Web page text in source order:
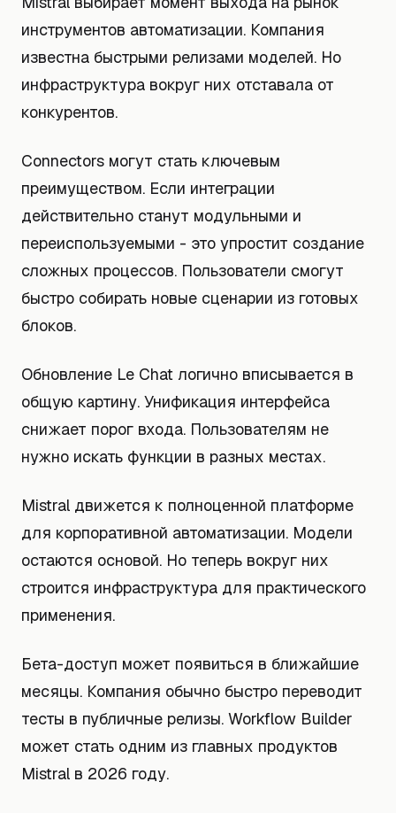
инструментов автоматизации. Компания
известна быстрыми релизами моделей. Но
инфраструктура вокруг них отставала от
конкурентов.
Connectors могут стать ключевым
преимуществом. Если интеграции
действительно станут модульными и
переиспользуемыми - это упростит создание
сложных процессов. Пользователи смогут
быстро собирать новые сценарии из готовых
блоков.
Обновление Le Chat логично вписывается в
общую картину. Унификация интерфейса
снижает порог входа. Пользователям не
нужно искать функции в разных местах.
Mistral движется к полноценной платформе
для корпоративной автоматизации. Модели
остаются основой. Но теперь вокруг них
строится инфраструктура для практического
применения.
Бета-доступ может появиться в ближайшие
месяцы. Компания обычно быстро переводит
тесты в публичные релизы. Workflow Builder
может стать одним из главных продуктов
Mistral в 2026 году.